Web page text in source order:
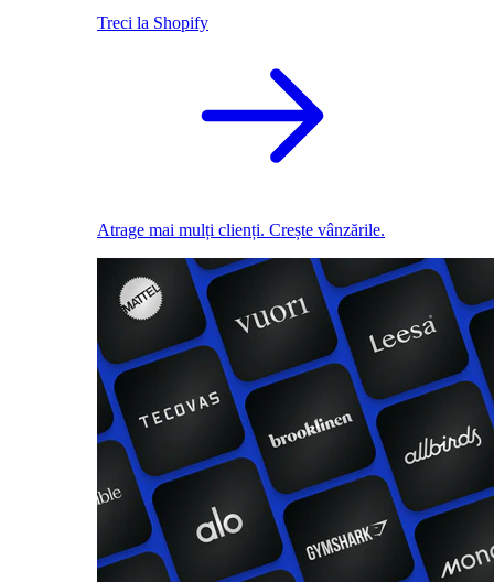
Treci la Shopify
Atrage mai mulți clienți. Crește vânzările.